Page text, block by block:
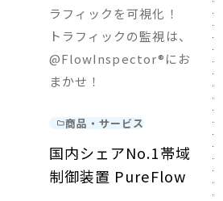
ラフィックを可視化！
トラフィックの監視は、
@FlowInspector®にお
まかせ！
商品・サービス
国内シェアNo.1帯域
制御装置 PureFlow